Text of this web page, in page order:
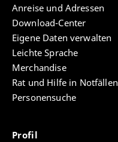
Anreise und Adressen
Download-Center
Eigene Daten verwalten
Leichte Sprache
Merchandise
Rat und Hilfe in Notfällen
Personensuche
Profil